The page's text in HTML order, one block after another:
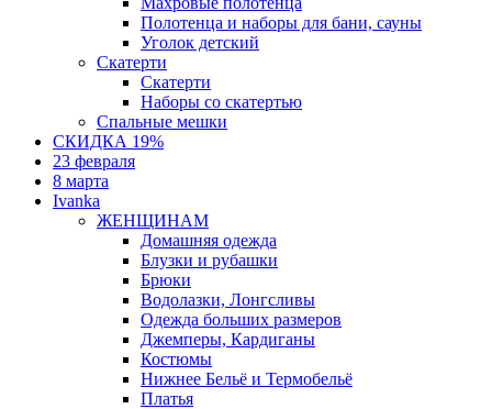
Полотенца и наборы для бани, сауны
Уголок детский
Скатерти
Скатерти
Наборы со скатертью
Спальные мешки
СКИДКА 19%
23 февраля
8 марта
Ivanka
ЖЕНЩИНАМ
Домашняя одежда
Блузки и рубашки
Брюки
Водолазки, Лонгсливы
Одежда больших размеров
Джемперы, Кардиганы
Костюмы
Нижнее Бельё и Термобельё
Платья